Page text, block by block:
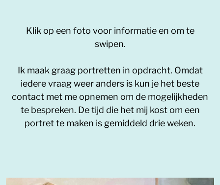
Klik op een foto voor informatie en om te
swipen.
Ik maak graag portretten in opdracht. Omdat
iedere vraag weer anders is kun je het beste
contact met me opnemen om de mogelijkheden
te bespreken. De tijd die het mij kost om een
portret te maken is gemiddeld drie weken.